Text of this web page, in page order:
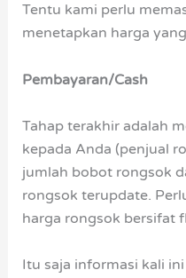
Tentu kami perlu
menetapkan harga
Pembayaran/Cash
Tahap terakhir adalah
kepada Anda (penjual
jumlah bobot rongsok
rongsok terupdate.
harga rongsok bersifat
Itu saja informasi kali